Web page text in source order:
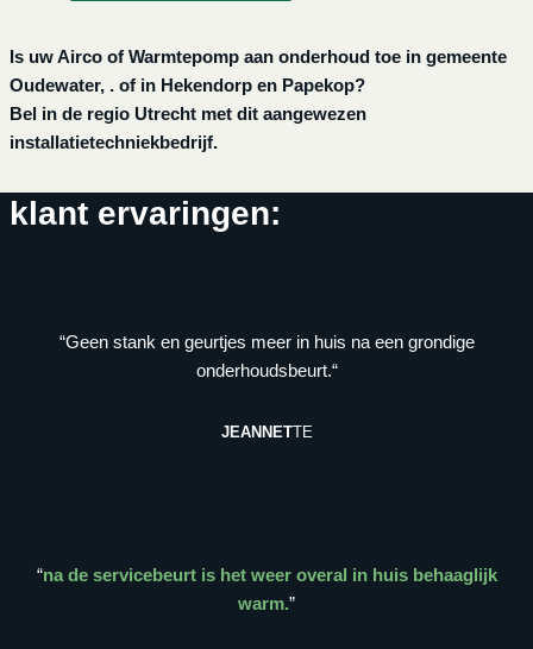
Is uw Airco of Warmtepomp aan onderhoud toe in gemeente
Oudewater, . of in Hekendorp en Papekop?
Bel in de regio Utrecht met dit aangewezen
installatietechniekbedrijf.
klant ervaringen:
“Geen stank en geurtjes meer in huis na een grondige
onderhoudsbeurt.“
JEANNETTE
“na de servicebeurt is het weer overal in huis behaaglijk
warm.”